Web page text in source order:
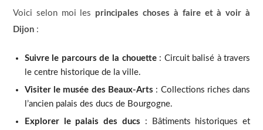
Voici selon moi les principales choses à faire et à voir à
Dijon:
Suivre le parcours de la chouette: Circuit balisé à travers
le centre historique de la ville.
Visiter le musée des Beaux-Arts : Collections riches dans
l’ancien palais des ducs de Bourgogne.
Explorer le palais des ducs : Bâtiments historiques et